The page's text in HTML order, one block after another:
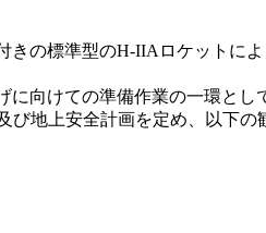
きの標準型のH-IIAロケットに
に向けての準備作業の一環と
び地上安全計画を定め、以下の